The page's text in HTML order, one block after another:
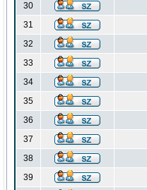
30
31
32
33
34
35
36
37
38
39